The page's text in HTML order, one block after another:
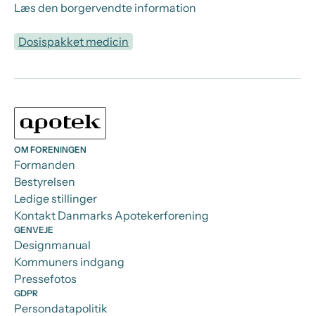
Læs den borgervendte information
Dosispakket medicin
OM FORENINGEN
Formanden
Bestyrelsen
Ledige stillinger
Kontakt Danmarks Apotekerforening
GENVEJE
Designmanual
Kommuners indgang
Pressefotos
GDPR
Persondatapolitik